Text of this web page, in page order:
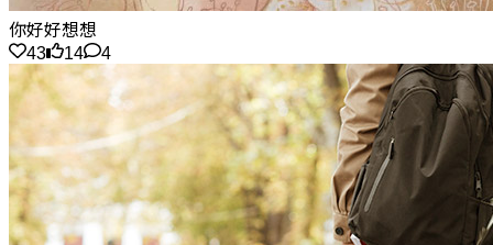
你好好想想
43
14 4